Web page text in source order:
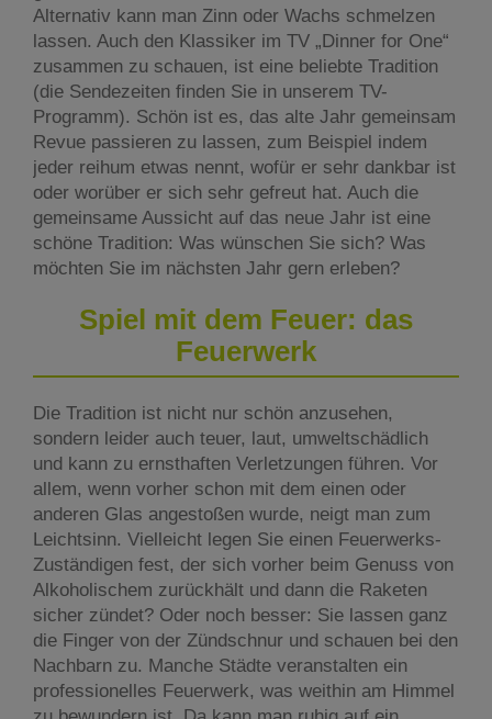
Alternativ kann man Zinn oder Wachs schmelzen
lassen. Auch den Klassiker im TV „Dinner for One“
zusammen zu schauen, ist eine beliebte Tradition
(die Sendezeiten finden Sie in unserem TV-
Programm). Schön ist es, das alte Jahr gemeinsam
Revue passieren zu lassen, zum Beispiel indem
jeder reihum etwas nennt, wofür er sehr dankbar ist
oder worüber er sich sehr gefreut hat. Auch die
gemeinsame Aussicht auf das neue Jahr ist eine
schöne Tradition: Was wünschen Sie sich? Was
möchten Sie im nächsten Jahr gern erleben?
Spiel mit dem Feuer: das
Feuerwerk
Die Tradition ist nicht nur schön anzusehen,
sondern leider auch teuer, laut, umweltschädlich
und kann zu ernsthaften Verletzungen führen. Vor
allem, wenn vorher schon mit dem einen oder
anderen Glas angestoßen wurde, neigt man zum
Leichtsinn. Vielleicht legen Sie einen Feuerwerks-
Zuständigen fest, der sich vorher beim Genuss von
Alkoholischem zurückhält und dann die Raketen
sicher zündet? Oder noch besser: Sie lassen ganz
die Finger von der Zündschnur und schauen bei den
Nachbarn zu. Manche Städte veranstalten ein
professionelles Feuerwerk, was weithin am Himmel